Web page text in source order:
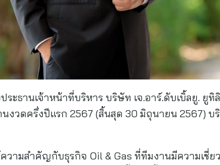
ระธานเจ้าหน้าที่บริหาร บริษัท เจ.อาร์.ดับเบิ้ลยู. ยู
งวดครึ่งปีแรก 2567 (สิ้นสุด 30 มิถุนายน 2567) บ
วามสำคัญกับธุรกิจ Oil & Gas ที่ทีมงานมีความเชี่